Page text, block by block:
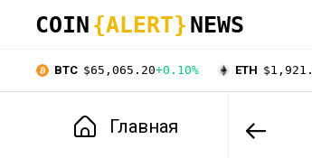
COIN {ALERT} NEWS
BTC $65,065.20+0.10% ETH
Главная